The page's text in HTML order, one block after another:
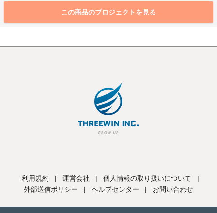
この商品のプロジェクトを見る
利用規約 | 運営会社 | 個人情報の取り扱いについて
|
外部送信ポリシー
| ヘルプセンター | お問い合わせ